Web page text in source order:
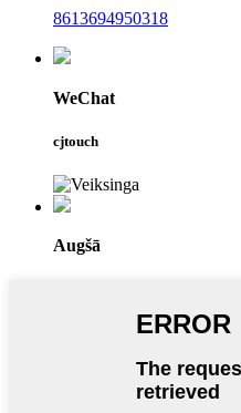
8613694950318
WeChat
cjtouch
Augšā